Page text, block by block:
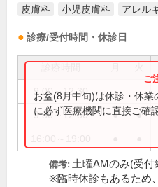
皮膚科 小児皮膚科 アレル
診療/受付時間・休診日
9:00～12:30
9:30～12:30 ● ●
お盆(8月中旬)は休診・休
に必ず医療機関に直接ご確
備考: 土曜AMのみ(受付
※臨時休診もあるため